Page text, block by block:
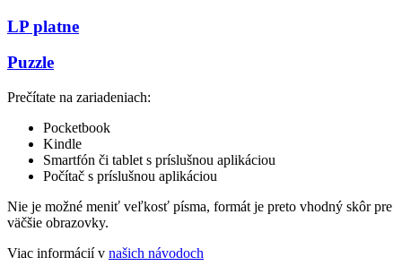
LP platne
Puzzle
Prečítate na zariadeniach:
Pocketbook
Kindle
Smartfón či tablet s príslušnou aplikáciou
Počítač s príslušnou aplikáciou
Nie je možné meniť veľkosť písma, formát je preto vhodný skôr pre
väčšie obrazovky.
Viac informácií v našich návodoch